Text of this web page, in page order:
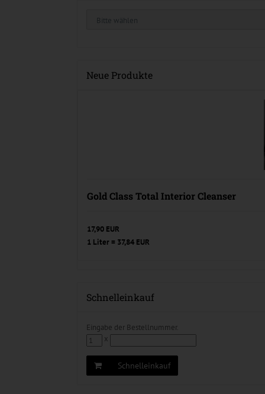
Neue Produkte
Gold Class Total Interior Cleanser
17,90 EUR
1 Liter = 37,84 EUR
Schnelleinkauf
Eingabe der Bestellnummer.
x
Schnelleinkauf